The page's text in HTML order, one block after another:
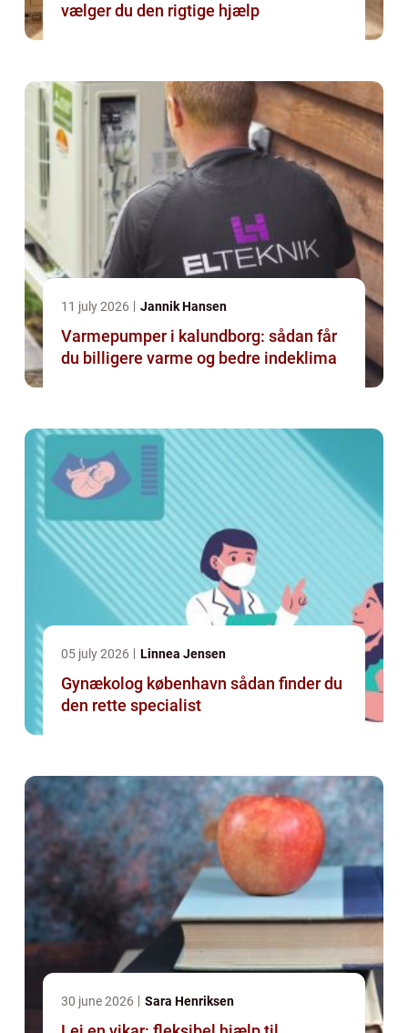
vælger du den rigtige hjælp
11 july 2026 Jannik Hansen
Varmepumper i kalundborg: sådan får
du billigere varme og bedre indeklima
05 july 2026 Linnea Jensen
Gynækolog københavn sådan finder du
den rette specialist
30 june 2026 Sara Henriksen